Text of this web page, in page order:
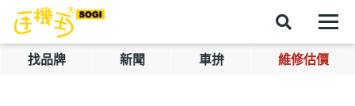
找品牌 新聞 車拚 維修估價